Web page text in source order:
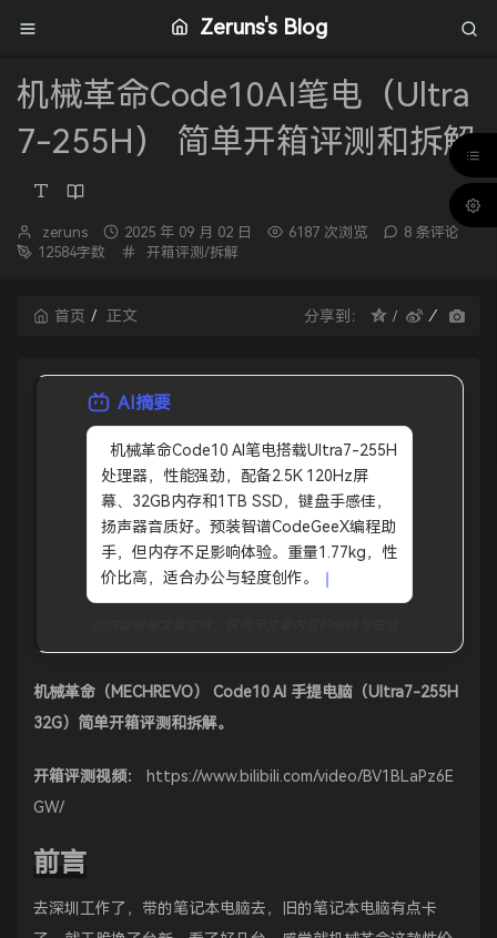
Zeruns's Blog
机械革命Code10AI笔电（Ultra
7-255H） 简单开箱评测和拆解
博
主：
zeruns
发
布
2025 年 09 月 02 日 6187 次浏览
8 条评论
12584字数
分
开箱评测/拆解
首页 正文 分享到：
AI摘要
处理器，性能强劲，配备2.5K 120Hz屏
幕、32GB内存和1TB SSD，键盘手感佳，
扬声器音质好。预装智谱CodeGeeX编程助
手，但内存不足影响体验。重量1.77kg，性
价比高，适合办公与轻度创作。
机械革命（MECHREVO） Code10 AI 手提电脑（Ultra7-255H
32G）简单开箱评测和拆解。
开箱评测视频：
https://www.bilibili.com/video/BV1BLaPz6E
GW/
前言
去深圳工作了，带的笔记本电脑去，旧的笔记本电脑有点卡